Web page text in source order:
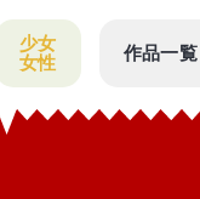
少女
女性
作品一覧